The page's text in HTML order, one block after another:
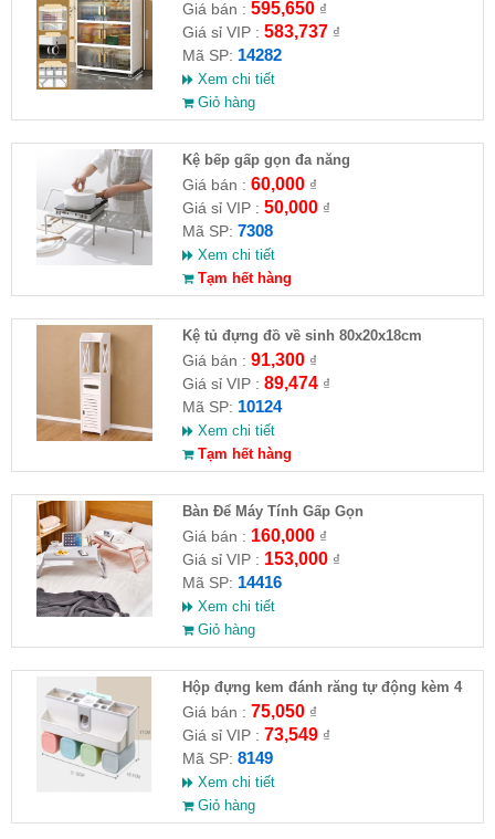
Giá bán : 595,650₫
Giá sỉ VIP : 583,737₫
Mã SP: 14282
Xem chi tiết
Giỏ hàng
Kệ bếp gấp gọn đa năng
Giá bán : 60,000₫
Giá sỉ VIP : 50,000₫
Mã SP: 7308
Xem chi tiết
Tạm hết hàng
Kệ tủ đựng đồ về sinh 80x20x18cm
Giá bán : 91,300₫
Giá sỉ VIP : 89,474₫
Mã SP: 10124
Xem chi tiết
Tạm hết hàng
Bàn Để Máy Tính Gấp Gọn
Giá bán : 160,000₫
Giá sỉ VIP : 153,000₫
Mã SP: 14416
Xem chi tiết
Giỏ hàng
Hộp đựng kem đánh răng tự động kèm 4
ly
Giá bán : 75,050₫
Giá sỉ VIP : 73,549₫
Mã SP: 8149
Xem chi tiết
Giỏ hàng